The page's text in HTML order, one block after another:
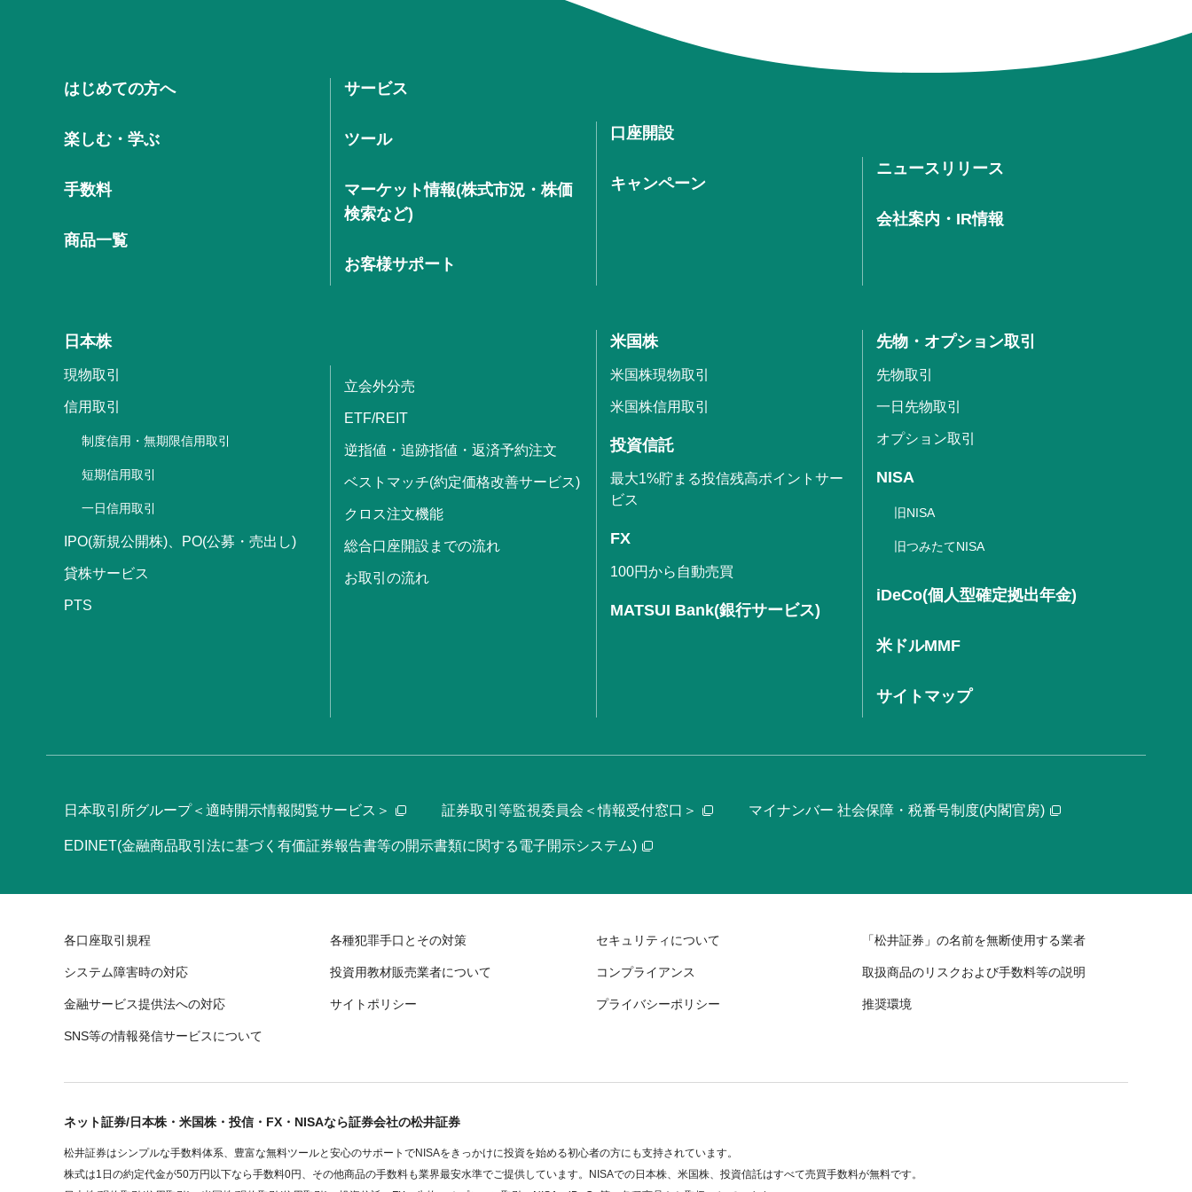
はじめての方へ
楽しむ・学ぶ
手数料
商品一覧
サービス
ツール
マーケット情報(株式市況・株価
検索など)
お客様サポート
口座開設
キャンペーン
ニュースリリース
会社案内・IR情報
日本株
現物取引
信用取引
制度信用・無期限信用取引
短期信用取引
一日信用取引
IPO(新規公開株)、PO(公募・売出し)
貸株サービス
PTS
立会外分売
ETF/REIT
逆指値・追跡指値・返済予約注文
ベストマッチ(約定価格改善サービス)
クロス注文機能
総合口座開設までの流れ
お取引の流れ
米国株
米国株現物取引
米国株信用取引
投資信託
最大1%貯まる投信残高ポイントサー
ビス
FX
100円から自動売買
MATSUI Bank(銀行サービス)
先物・オプション取引
先物取引
一日先物取引
オプション取引
NISA
旧NISA
旧つみたてNISA
iDeCo(個人型確定拠出年金)
米ドルMMF
サイトマップ
日本取引所グループ＜適時開示情報閲覧サービス＞ 証券取引等監視委員会＜情報受付窓口＞ マイナンバー 社会保障・税番号制度(内閣官房)
EDINET(金融商品取引法に基づく有価証券報告書等の開示書類に関する電子開示システム)
各口座取引規程 各種犯罪手口とその対策 セキュリティについて 「松井証券」の名前を無断使用する業者
システム障害時の対応 投資用教材販売業者について コンプライアンス 取扱商品のリスクおよび手数料等の説明
金融サービス提供法への対応 サイトポリシー プライバシーポリシー 推奨環境
SNS等の情報発信サービスについて
ネット証券/日本株・米国株・投信・FX・NISAなら証券会社の松井証券
松井証券はシンプルな手数料体系、豊富な無料ツールと安心のサポートでNISAをきっかけに投資を始める初心者の方にも支持されています。
株式は1日の約定代金が50万円以下なら手数料0円、その他商品の手数料も業界最安水準でご提供しています。NISAでの日本株、米国株、投資信託はすべて売買手数料が無料です。